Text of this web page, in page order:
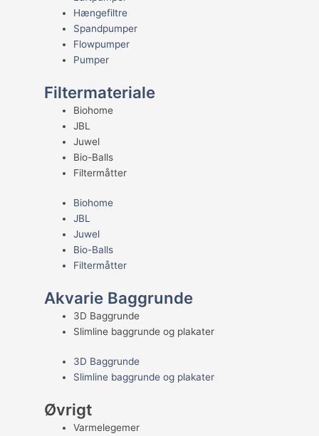
Hængefiltre
Spandpumper
Flowpumper
Pumper
Filtermateriale
Biohome
JBL
Juwel
Bio-Balls
Filtermåtter
Biohome
JBL
Juwel
Bio-Balls
Filtermåtter
Akvarie Baggrunde
3D Baggrunde
Slimline baggrunde og plakater
3D Baggrunde
Slimline baggrunde og plakater
Øvrigt
Varmelegemer